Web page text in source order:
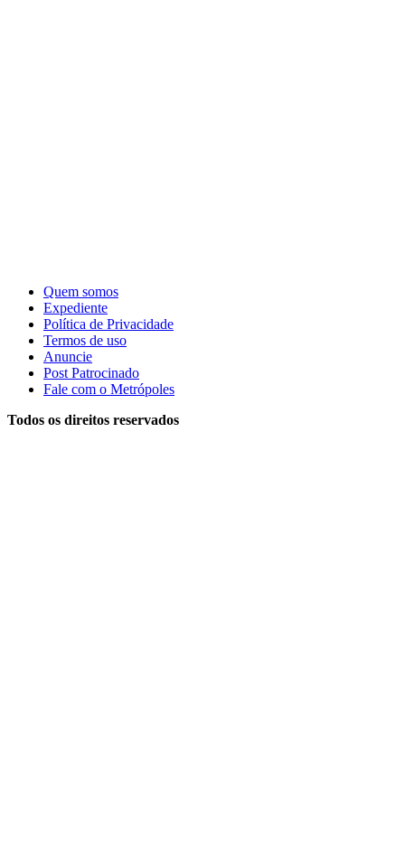
Quem somos
Expediente
Política de Privacidade
Termos de uso
Anuncie
Post Patrocinado
Fale com o Metrópoles
Todos os direitos reservados